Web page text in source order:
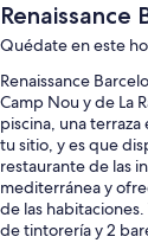
Renaissance
Quédate en este
Renaissance
Camp Nou y de La
piscina, una terraza
tu sitio, y es que
restaurante de las
mediterránea y
de las
de tintorería y 2